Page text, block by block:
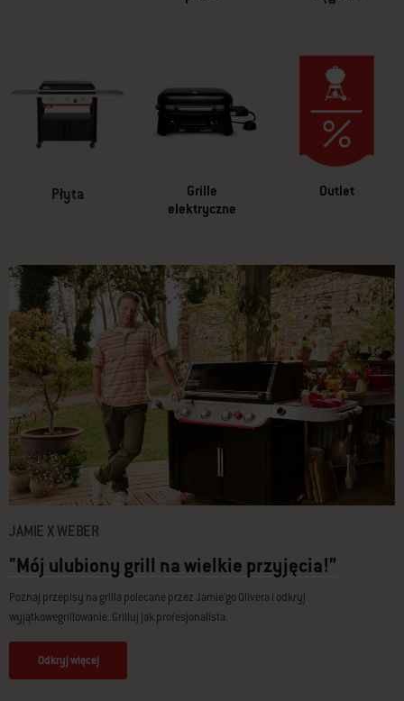
Płyta
Grille
elektryczne
Outlet
JAMIE X WEBER
"Mój ulubiony grill na wielkie przyjęcia!”
Poznaj przepisy na grilla polecane przez Jamie’go Olivera i odkryj
wyjątkowegrillowanie. Grilluj jak profesjonalista.
Odkryj więcej